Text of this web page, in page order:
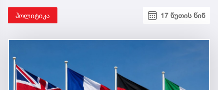
პოლიტიკა 17 წუთის წინ